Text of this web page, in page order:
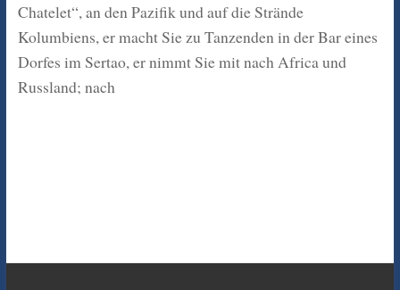
Chatelet“, an den Pazifik und auf die Strände
Kolumbiens, er macht Sie zu Tanzenden in der Bar eines
Dorfes im Sertao, er nimmt Sie mit nach Africa und
Russland; nach